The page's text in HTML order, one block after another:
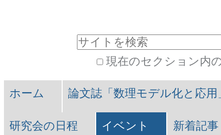
ツ
飛
ル
ー
現在のセクション内
細
索
Navigation
ホーム 論文誌「数理モデル化と応用
研究会の日程 イベント 新着記事